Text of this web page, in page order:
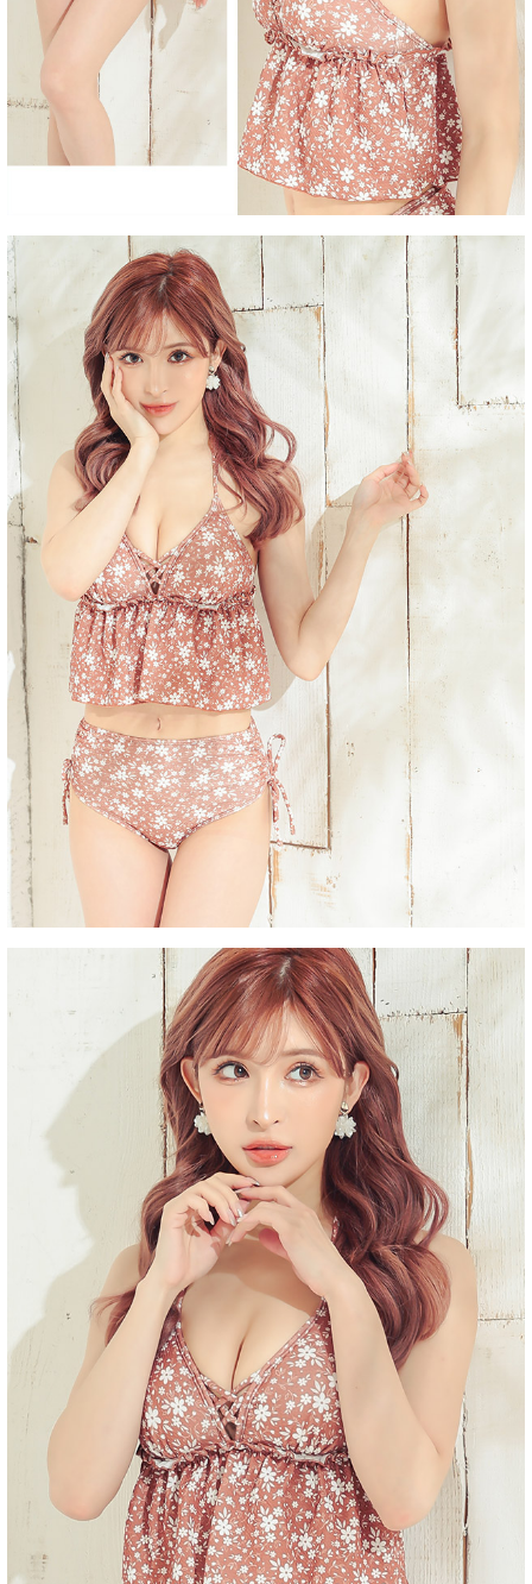
■洗濯方法
■注意事項